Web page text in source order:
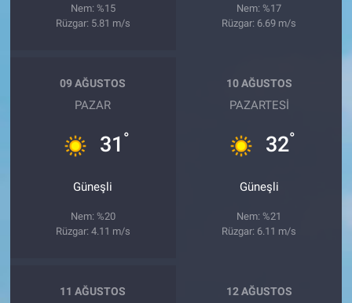
Nem: %15
Rüzgar: 5.81 m/s
Nem: %17
Rüzgar: 6.69 m/s
09 AĞUSTOS
PAZAR
31 °
Güneşli
Nem: %20
Rüzgar: 4.11 m/s
10 AĞUSTOS
PAZARTESI
32°
Güneşli
Nem: %21
Rüzgar: 6.11 m/s
11 AĞUSTOS 12 AĞUSTOS